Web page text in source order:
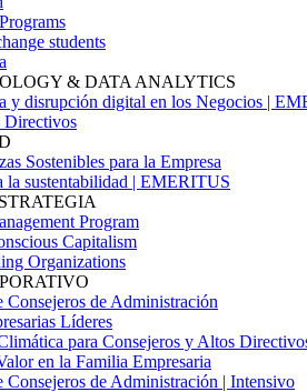
students
& DATA ANALYTICS
y disrupción digital en los Negocios |
Directivos
Sostenibles para la Empresa
la sustentabilidad | EMERITUS
Program
Capitalism
Organizations
Consejeros de Administración
Líderes
para Consejeros y Altos
en la Familia Empresaria
Consejeros de Administración | Intensivo